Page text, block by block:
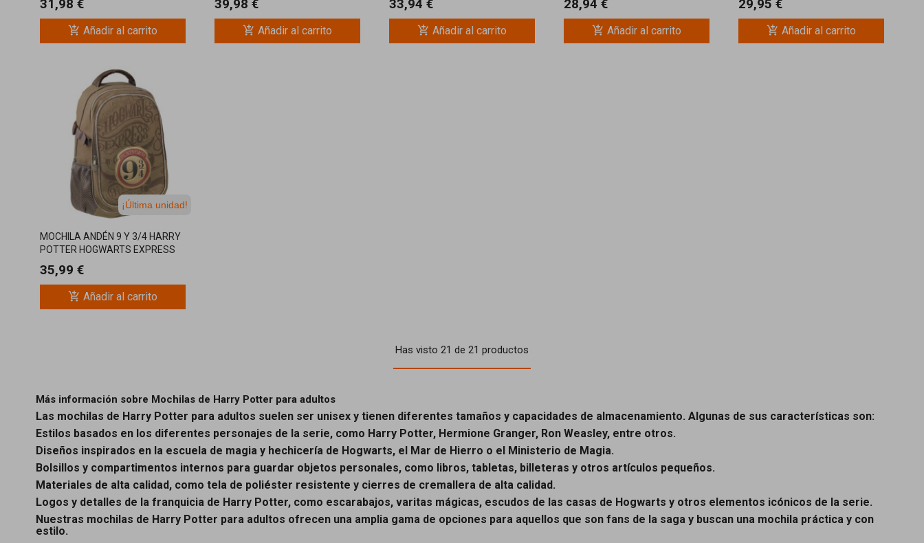
31,98 €
add_shopping_cart Añadir al carrito
39,98 €
add_shopping_cart Añadir al carrito
33,94 €
add_shopping_cart Añadir al carrito
28,94 €
add_shopping_cart Añadir al carrito
29,95 €
add_shopping_cart Añadir al carrito
¡Última unidad!
MOCHILA ANDÉN 9 Y 3/4 HARRY
POTTER HOGWARTS EXPRESS
35,99 €
add_shopping_cart Añadir al carrito
Has visto 21 de 21 productos
Más información sobre Mochilas de Harry Potter para adultos
Las mochilas de Harry Potter para adultos suelen ser unisex y tienen diferentes tamaños y capacidades de almacenamiento. Algunas de sus características son:
Estilos basados en los diferentes personajes de la serie, como Harry Potter, Hermione Granger, Ron Weasley, entre otros.
Diseños inspirados en la escuela de magia y hechicería de Hogwarts, el Mar de Hierro o el Ministerio de Magia.
Bolsillos y compartimentos internos para guardar objetos personales, como libros, tabletas, billeteras y otros artículos pequeños.
Materiales de alta calidad, como tela de poliéster resistente y cierres de cremallera de alta calidad.
Logos y detalles de la franquicia de Harry Potter, como escarabajos, varitas mágicas, escudos de las casas de Hogwarts y otros elementos icónicos de la serie.
Nuestras mochilas de Harry Potter para adultos ofrecen una amplia gama de opciones para aquellos que son fans de la saga y buscan una mochila práctica y con
estilo.